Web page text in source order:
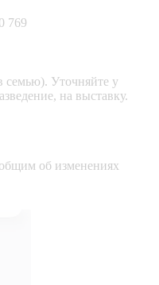
769
семью). Уточняйте у
на выставку.
об изменениях